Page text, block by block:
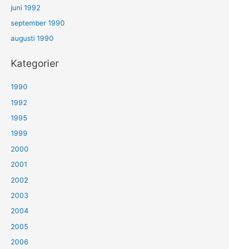
juni 1992
september 1990
augusti 1990
Kategorier
1990
1992
1995
1999
2000
2001
2002
2003
2004
2005
2006